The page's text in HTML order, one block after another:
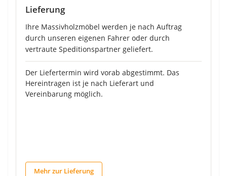
Lieferung
Ihre Massivholzmöbel werden je nach Auftrag
durch unseren eigenen Fahrer oder durch
vertraute Speditionspartner geliefert.
Der Liefertermin wird vorab abgestimmt. Das
Hereintragen ist je nach Lieferart und
Vereinbarung möglich.
Mehr zur Lieferung